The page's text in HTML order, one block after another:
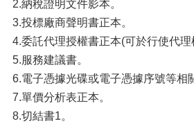
2.納稅證明文件影本。
3.投標廠商聲明書正本。
4.委託代理授權書正本(可於行使代理
5.服務建議書。
6.電子憑據光碟或電子憑據序號等相
7.單價分析表正本。
8.切結書1。